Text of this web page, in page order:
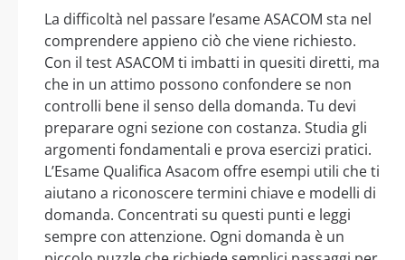
La difficoltà nel passare l’esame ASACOM sta nel
comprendere appieno ciò che viene richiesto.
Con il test ASACOM ti imbatti in quesiti diretti, ma
che in un attimo possono confondere se non
controlli bene il senso della domanda. Tu devi
preparare ogni sezione con costanza. Studia gli
argomenti fondamentali e prova esercizi pratici.
L’Esame Qualifica Asacom offre esempi utili che ti
aiutano a riconoscere termini chiave e modelli di
domanda. Concentrati su questi punti e leggi
sempre con attenzione. Ogni domanda è un